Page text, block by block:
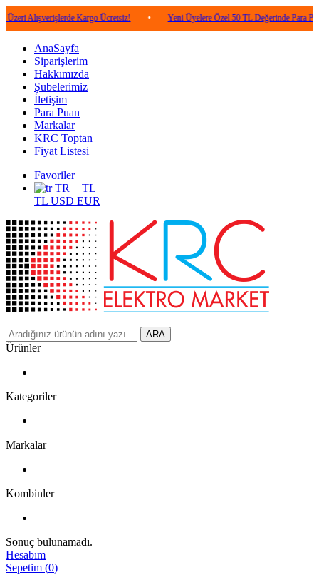
Kargo Ücretsiz! • Yeni Üyelere Özel 50 TL Değerinde Para Puan! •
AnaSayfa
Siparişlerim
Hakkımızda
Şubelerimiz
İletişim
Para Puan
Markalar
KRC Toptan
Fiyat Listesi
Favoriler
TR − TL
TL USD EUR
ARA
Ürünler
Kategoriler
Markalar
Kombinler
Sonuç bulunamadı.
Hesabım
Sepetim (0)